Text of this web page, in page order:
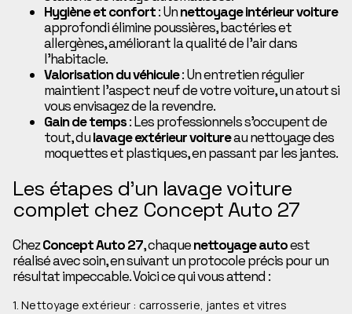
Hygiène et confort: Unnettoyage intérieur voiture
approfondi élimine poussières, bactéries et
allergènes, améliorant la qualité de l’air dans
l’habitacle.
Valorisation du véhicule: Un entretien régulier
maintient l’aspect neuf de votre voiture, un atout si
vous envisagez de la revendre.
Gain de temps: Les professionnels s’occupent de
tout, dulavage extérieur voitureau nettoyage des
moquettes et plastiques, en passant par les jantes.
Les étapes d’un lavage voiture
complet chez Concept Auto 27
ChezConcept Auto 27, chaquenettoyage autoest
réalisé avec soin, en suivant un protocole précis pour un
résultat impeccable. Voici ce qui vous attend :
1. Nettoyage extérieur : carrosserie, jantes et vitres